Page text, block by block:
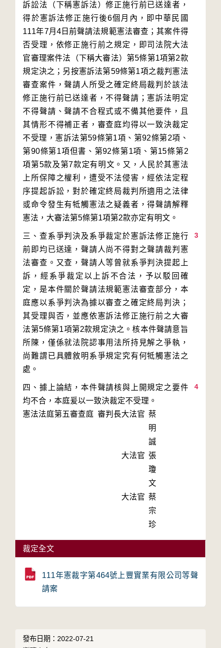
訴訟法（下稱憲訴法）修正施行前已送達者，
得於憲訴法修正施行後6個月內，即中華民國
111年7月4日前聲請法規範憲法審查；其案件得
否受理，依修正施行前之規定，即司法院大法
官審理案件法（下稱大審法）第5條第1項第2款
規定決之；另按憲訴法第59條第1項之裁判憲法
審查案件，聲請人所受之確定終局裁判於該法
修正施行前已送達者，不得聲請；憲訴法明定
不得聲請、聲請不合程式或不備其他要件，且
其情形不得補正者，審查庭均得以一致決裁定
不受理，憲訴法第59條第1項、第92條第2項、
第90條第1項但書、第92條第1項、第15條第2
項第5款及第7款定有明文。又，人民於其憲法
上所保障之權利，遭受不法侵害，經依法定程
序提起訴訟，對於確定終局裁判所適用之法律
或命令發生有牴觸憲法之疑義者，得聲請解釋
3
三、查系爭判決及系爭裁定於憲訴法修正施行
前即均已送達，聲請人尚不得對之聲請裁判憲
法審查。又查，聲請人等曾就系爭判決提起上
訴，經系爭裁定以上訴不合法，予以駁回確
定，是本件關於聲請法規範憲法審查部分，本
庭應以系爭判決為據以審查之確定終局判決；
其受理與否，並應依憲訴法修正施行前之大審
法第5條第1項第2款規定決之。核本件聲請意旨
所陳，僅係就法院認事用法所持見解之爭執，
尚難謂已具體敘明系爭規定究有何牴觸憲法之
4
四、據上論結，本件聲請核與上開規定之要件
憲法法庭第五審查庭 審判長大法官 蔡
明
誠
大法官 張
瓊
文
大法官 蔡
宗
珍
裁定全文
111年憲裁字第464號上豐實業有限公司等聲
請案
發布日期：2022-07-21